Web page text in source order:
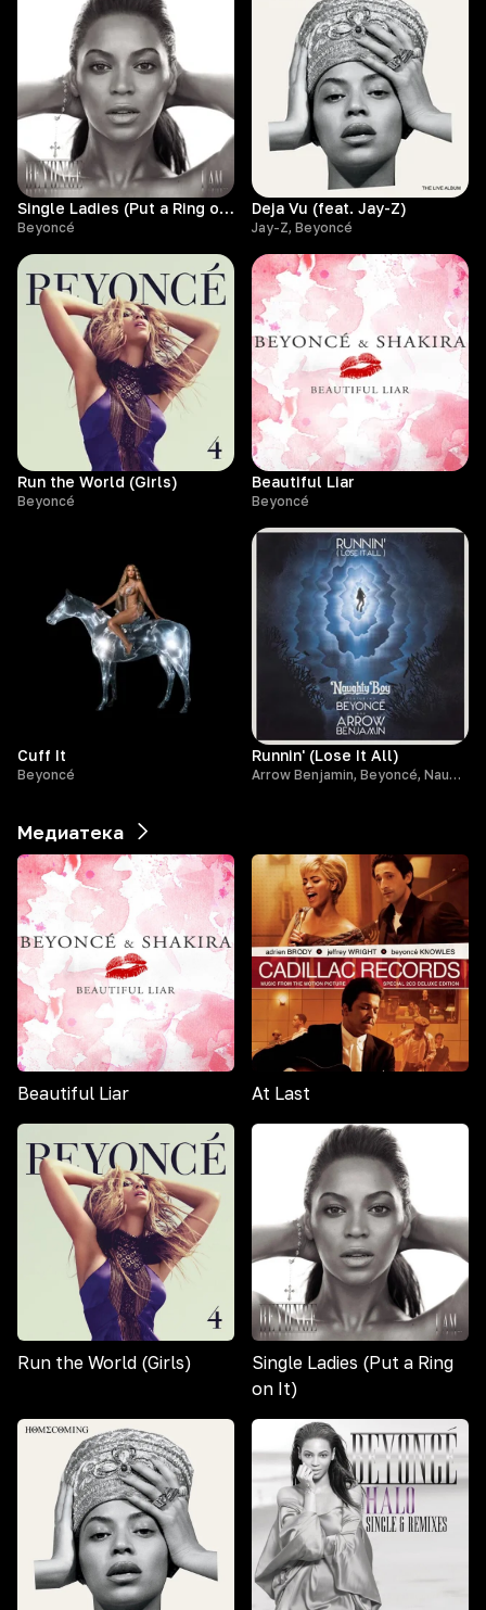
Single Ladies (Put a Ring on It)
Beyoncé
Deja Vu (feat. Jay-Z)
Jay-Z, Beyoncé
Run the World (Girls)
Beyoncé
Beautiful Liar
Beyoncé
Cuff It
Beyoncé
Runnin' (Lose It All)
Arrow Benjamin, Beyoncé, Naughty Boy
Медиатека
Beautiful Liar At Last
Run the World (Girls)
Single Ladies (Put a Ring
on It)